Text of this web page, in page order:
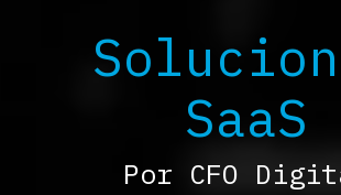
SaaS
Por CFO